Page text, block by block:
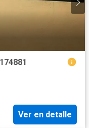
Ver en detalle